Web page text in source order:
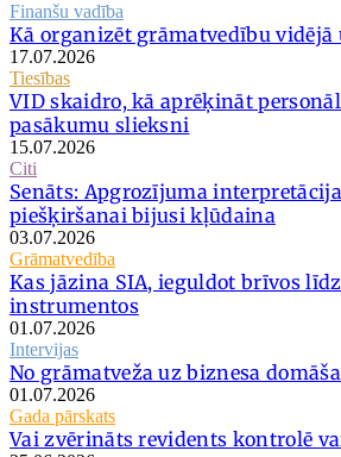
Finanšu vadība
Kā organizēt grāmatvedību vidējā
17.07.2026
Tiesības
VID skaidro, kā aprēķināt
pasākumu slieksni
15.07.2026
Citi
Senāts: Apgrozījuma
piešķiršanai bijusi kļūdaina
03.07.2026
Grāmatvedība
Kas jāzina SIA, ieguldot brīvos
instrumentos
01.07.2026
Intervijas
No grāmatveža uz biznesa
01.07.2026
Gada pārskats
Vai zvērināts revidents kontrolē